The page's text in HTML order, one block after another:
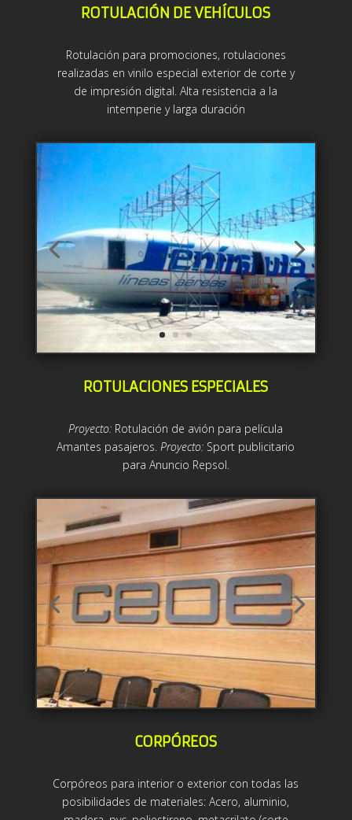
ROTULACIÓN DE VEHÍCULOS
Rotulación para promociones, rotulaciones
realizadas en vinilo especial exterior de corte y
de impresión digital. Alta resistencia a la
intemperie y larga duración
ROTULACIONES ESPECIALES
Proyecto: Rotulación de avión para película
Amantes pasajeros. Proyecto: Sport publicitario
para Anuncio Repsol.
CORPÓREOS
Corpóreos para interior o exterior con todas las
posibilidades de materiales: Acero, aluminio,